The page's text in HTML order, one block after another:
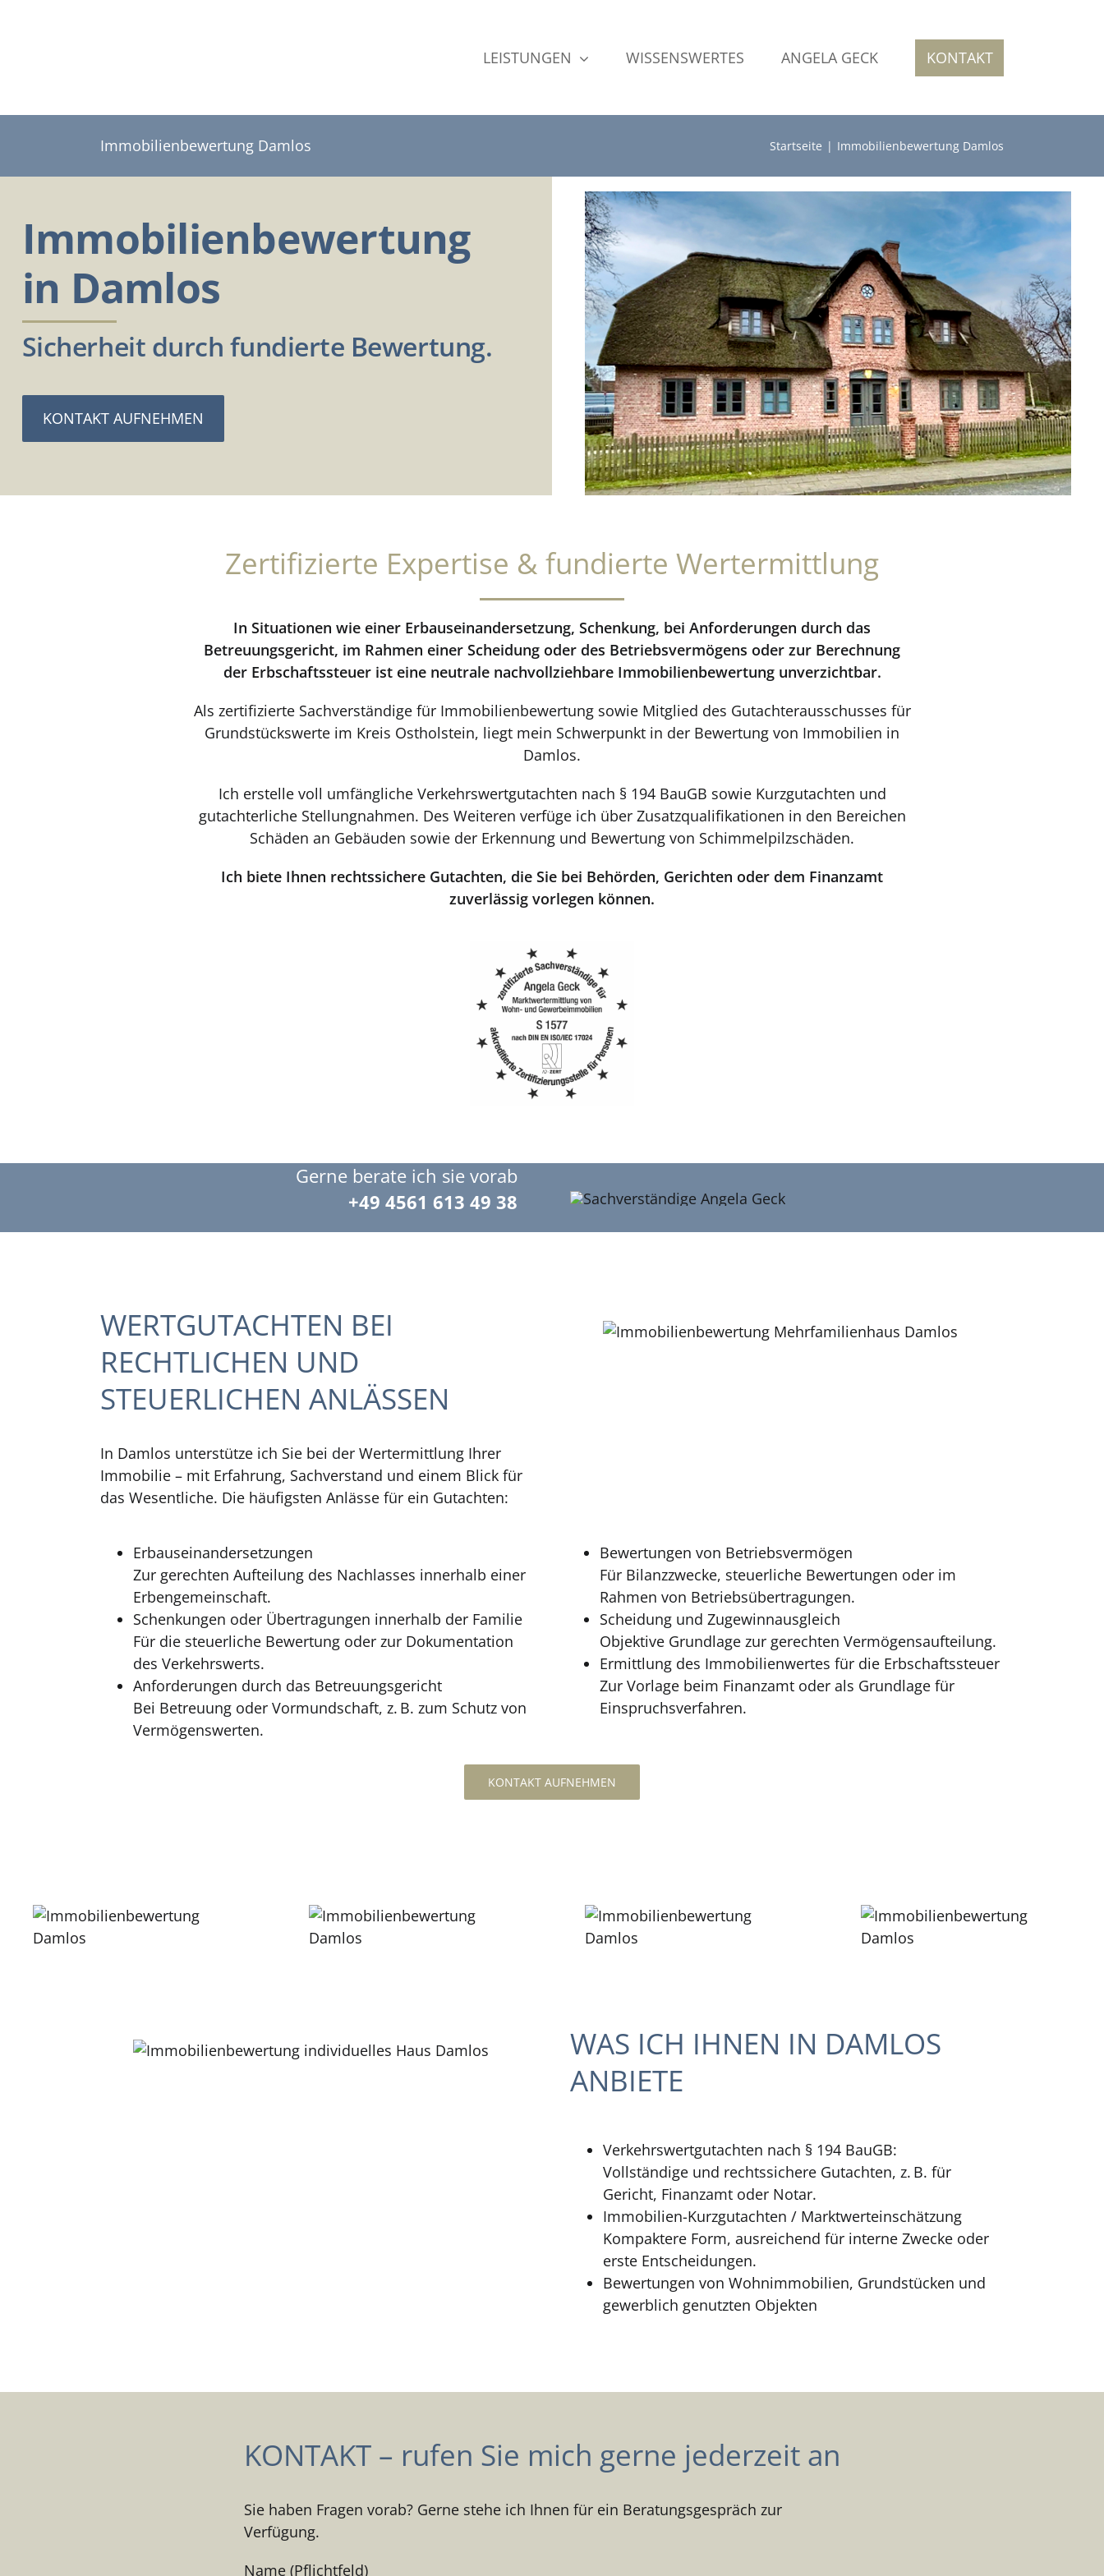
LEISTUNGEN WISSENSWERTES ANGELA GECK KONTAKT
Immobilienbewertung Damlos Startseite Immobilienbewertung Damlos
Immobilienbewertung
in Damlos
Sicherheit durch fundierte Bewertung.
KONTAKT AUFNEHMEN
Zertifizierte Expertise & fundierte Wertermittlung
In Situationen wie einer Erbauseinandersetzung, Schenkung, bei Anforderungen durch das
Betreuungsgericht, im Rahmen einer Scheidung oder des Betriebsvermögens oder zur Berechnung
der Erbschaftssteuer ist eine neutrale nachvollziehbare Immobilienbewertung unverzichtbar.
Als zertifizierte Sachverständige für Immobilienbewertung sowie Mitglied des Gutachterausschusses für
Grundstückswerte im Kreis Ostholstein, liegt mein Schwerpunkt in der Bewertung von Immobilien in
Damlos.
Ich erstelle voll umfängliche Verkehrswertgutachten nach § 194 BauGB sowie Kurzgutachten und
gutachterliche Stellungnahmen. Des Weiteren verfüge ich über Zusatzqualifikationen in den Bereichen
Schäden an Gebäuden sowie der Erkennung und Bewertung von Schimmelpilzschäden.
Ich biete Ihnen rechtssichere Gutachten, die Sie bei Behörden, Gerichten oder dem Finanzamt
zuverlässig vorlegen können.
Gerne berate ich sie vorab
+49 4561 613 49 38
WERTGUTACHTEN BEI
RECHTLICHEN UND
STEUERLICHEN ANLÄSSEN
In Damlos unterstütze ich Sie bei der Wertermittlung Ihrer
Immobilie – mit Erfahrung, Sachverstand und einem Blick für
das Wesentliche. Die häufigsten Anlässe für ein Gutachten:
Erbauseinandersetzungen
Zur gerechten Aufteilung des Nachlasses innerhalb einer
Erbengemeinschaft.
Schenkungen oder Übertragungen innerhalb der Familie
Für die steuerliche Bewertung oder zur Dokumentation
des Verkehrswerts.
Anforderungen durch das Betreuungsgericht
Bei Betreuung oder Vormundschaft, z. B. zum Schutz von
Vermögenswerten.
Bewertungen von Betriebsvermögen
Für Bilanzzwecke, steuerliche Bewertungen oder im
Rahmen von Betriebsübertragungen.
Scheidung und Zugewinnausgleich
Objektive Grundlage zur gerechten Vermögensaufteilung.
Ermittlung des Immobilienwertes für die Erbschaftssteuer
Zur Vorlage beim Finanzamt oder als Grundlage für
Einspruchsverfahren.
KONTAKT AUFNEHMEN
WAS ICH IHNEN IN DAMLOS
ANBIETE
Verkehrswertgutachten nach § 194 BauGB:
Vollständige und rechtssichere Gutachten, z. B. für
Gericht, Finanzamt oder Notar.
Immobilien-Kurzgutachten / Marktwerteinschätzung
Kompaktere Form, ausreichend für interne Zwecke oder
erste Entscheidungen.
Bewertungen von Wohnimmobilien, Grundstücken und
gewerblich genutzten Objekten
KONTAKT – rufen Sie mich gerne jederzeit an
Sie haben Fragen vorab? Gerne stehe ich Ihnen für ein Beratungsgespräch zur
Verfügung.
Name (Pflichtfeld)